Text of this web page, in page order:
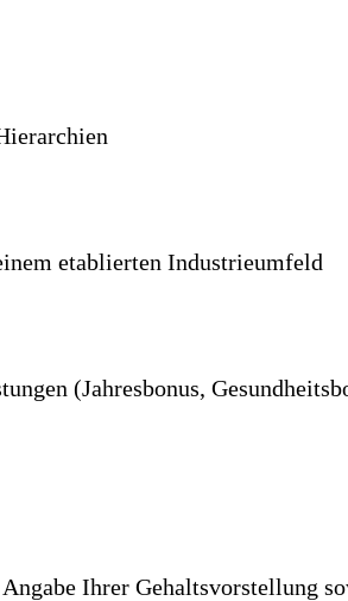
etablierten Industrieumfeld
(Jahresbonus,
Ihrer Gehaltsvorstellung